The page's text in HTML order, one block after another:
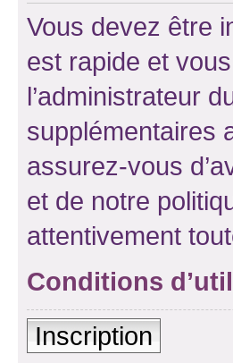
Vous devez être
est rapide et
l’administrateur
supplémentaires
assurez-vous
et de notre
attentivement
Conditions
Inscription